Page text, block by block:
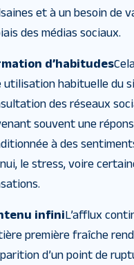
et à un besoin de
des médias sociaux.
d’habitudes
utilisation habituelle du
des réseaux
souvent une
à des
le stress, voire
infiniL’afflux
première fraîche
d’un point de